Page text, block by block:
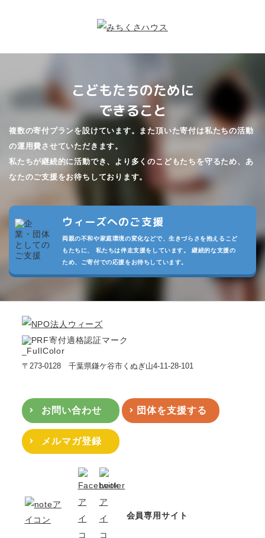
こどもたちのために
できること
複数の寄付プランを設けています。また頂いた寄付は私たちの活動
の運用費させていただきます。
私たちが継続的に活動でき、より多くのこどもたちを守るため、あ
なたのご支援をお待ちしております。
ウィーズへのご支援
両親の不和や家庭環境の変化などで、生きづらさを抱えるこど
もたちに、 私たちは伴走支援をしています。 継続的な支援の
ため、ご寄付での応援をお待ちしています。
〒273-0128 千葉県鎌ケ谷市くぬぎ山4-11-28-101
お問い合わせ 団体を支援する
メルマガ登録
会員専用サイト